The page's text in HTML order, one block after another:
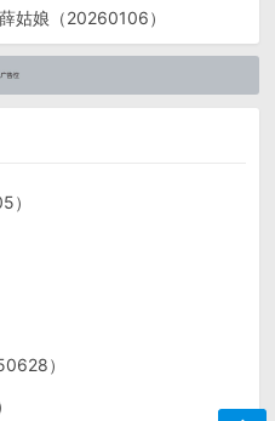
姑娘（20260106）
）
）